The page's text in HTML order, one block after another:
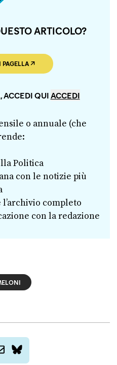
ARTICOLO?
PAGELLA
ACCEDI QUIACCEDI
o annuale (che
Politica
con le notizie più
completo
con la redazione
bluesky